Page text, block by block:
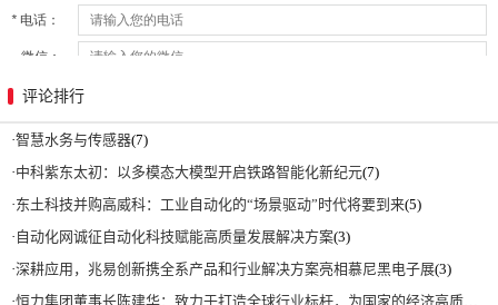
评论排行
·智慧水务与传感器(7)
·中科紫东太初：以多模态大模型开启铁路智能化新纪元(7)
·东土科技并购高威科：工业自动化的“场景驱动”时代将要到来(5)
· 自动化网诚征自动化科技赋能高质量发展解决方案(3)
·深耕应用，兆易创新携全系产品和行业解决方案亮相慕尼黑电子展(3)
·恒力集团董事长陈建华：致力于打造全球行业标杆，为国家的经济高质量发展贡献更大力量|上海电气集团党委书记、董事长吴磊来访